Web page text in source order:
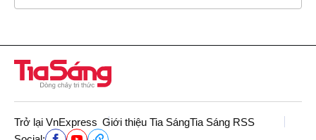
Trở lại VnExpress Giới thiệu Tia SángTia Sáng RSS